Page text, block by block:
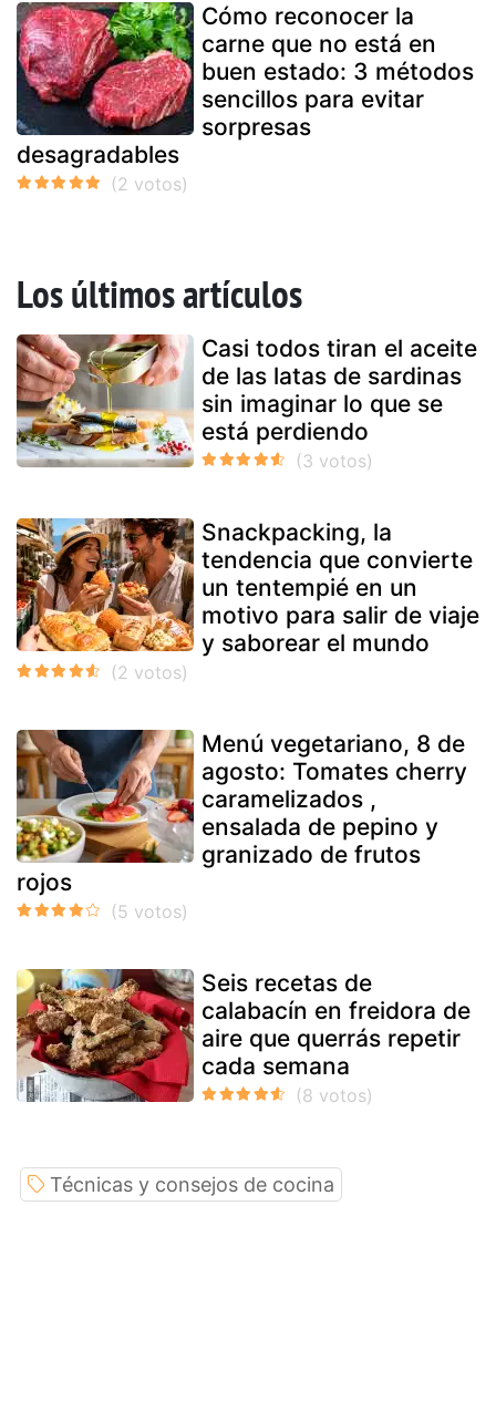
Cómo reconocer la
carne que no está en
buen estado: 3 métodos
sencillos para evitar
sorpresas
desagradables
Los últimos artículos
Casi todos tiran el aceite
de las latas de sardinas
sin imaginar lo que se
está perdiendo
Snackpacking, la
tendencia que convierte
un tentempié en un
motivo para salir de viaje
y saborear el mundo
Menú vegetariano, 8 de
agosto: Tomates cherry
caramelizados ,
ensalada de pepino y
granizado de frutos
rojos
Seis recetas de
calabacín en freidora de
aire que querrás repetir
cada semana
Técnicas y consejos de cocina